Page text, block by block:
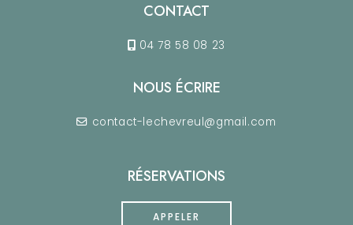
CONTACT
04 78 58 08 23
NOUS ÉCRIRE
contact-lechevreul@gmail.com
RÉSERVATIONS
APPELER